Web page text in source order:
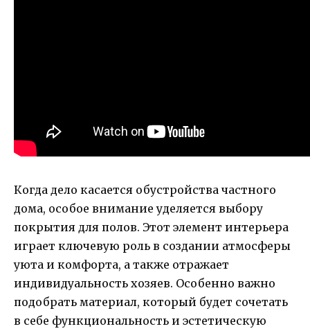
Когда дело касается обустройства частного
дома, особое внимание уделяется выбору
покрытия для полов. Этот элемент интерьера
играет ключевую роль в создании атмосферы
уюта и комфорта, а также отражает
индивидуальность хозяев. Особенно важно
подобрать материал, который будет сочетать
в себе функциональность и эстетическую